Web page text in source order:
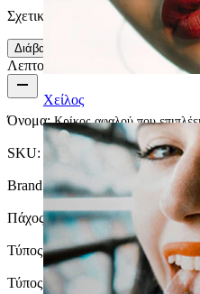
Χείλος
Σχετικά Εύκολο
Διάβασε περισσότερα
Λεπτομέρειες προϊόντος
Όνομα:Κρίκος αφαλού που
SKU:
Brand:Bodymod Trend
Πάχος στύλου:1.6 mm
Τύπος κλειδώματος:Push-In
Τύπος σκουλαρικιού: